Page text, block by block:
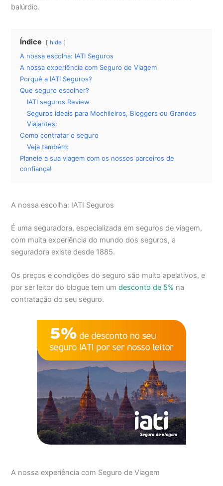
balúrdio.
Índice hide
A nossa escolha: IATI Seguros
A nossa experiência com Seguro de Viagem
Porquê a IATI Seguros?
Que seguro escolher?
IATI seguros Review
Seguros ideais para Mochileiros, Bloggers ou Grandes
Viajantes:
Como contratar o seguro
Veja também:
Planeie a sua viagem com os nossos parceiros de
confiança!
A nossa escolha: IATI Seguros
É uma seguradora, especializada em seguros de viagem,
com muita experiência do mundo dos seguros, a
seguradora existe desde 1885.
Os preços e condições do seguro são muito apelativos, e
por ser leitor do blogue tem umdesconto de 5% na
contratação do seu seguro.
A nossa experiência com Seguro de Viagem